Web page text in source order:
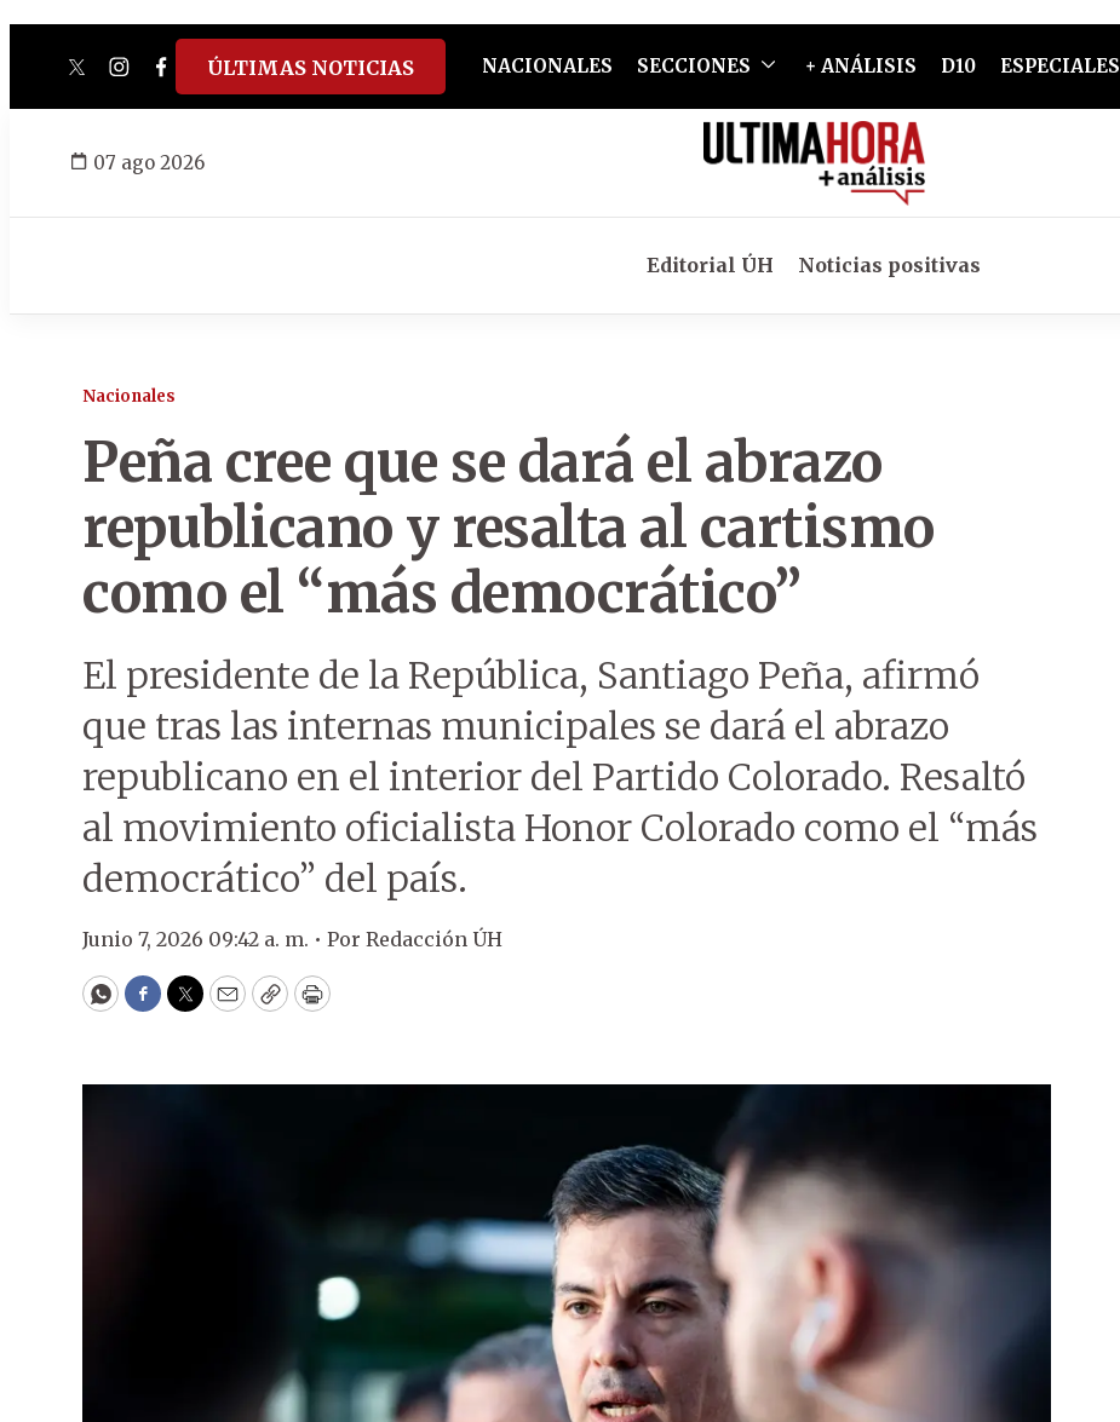
twitterinstagram
facebook
tiktokyoutube
spotify
ÚLTIMAS NOTICIAS NACIONALES SECCIONES + ANÁLISIS D10 ESPECIALES
07 ago 2026
Editorial ÚH Noticias positivas
Nacionales
Peña cree que se dará el abrazo
republicano y resalta al cartismo
como el “más democrático”
El presidente de la República, Santiago Peña, afirmó
que tras las internas municipales se dará el abrazo
republicano en el interior del Partido Colorado. Resaltó
al movimiento oficialista Honor Colorado como el “más
democrático” del país.
Junio 7, 2026 09:42 a. m. • Por Redacción ÚH
WhatsApp
Facebook
Twitter
EmailCopyPrint